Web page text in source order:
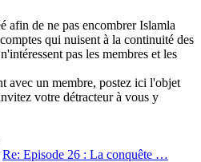
afin de ne pas encombrer Islamla
qui nuisent à la continuité des
pas les membres et les
avec un membre, postez ici l'objet
votre détracteur à vous y
Re: Episode 26 : La conquête …